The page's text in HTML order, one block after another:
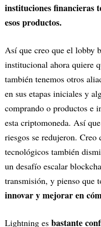
instituciones financieras
esos productos.
Así que creo que el lobby
institucional ahora quiere
también tenemos otros
en sus etapas iniciales y
comprando o productos e
esta criptomoneda. Así
riesgos se redujeron. Creo
tecnológicos también
un desafío escalar
transmisión, y pienso que
innovar y mejorar en
Lightning es bastante